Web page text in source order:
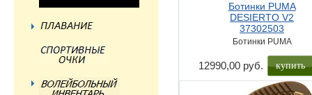
Ботинки PUMA
DESIERTO V2
37302503
Ботинки PUMA
12990,00 руб. купить